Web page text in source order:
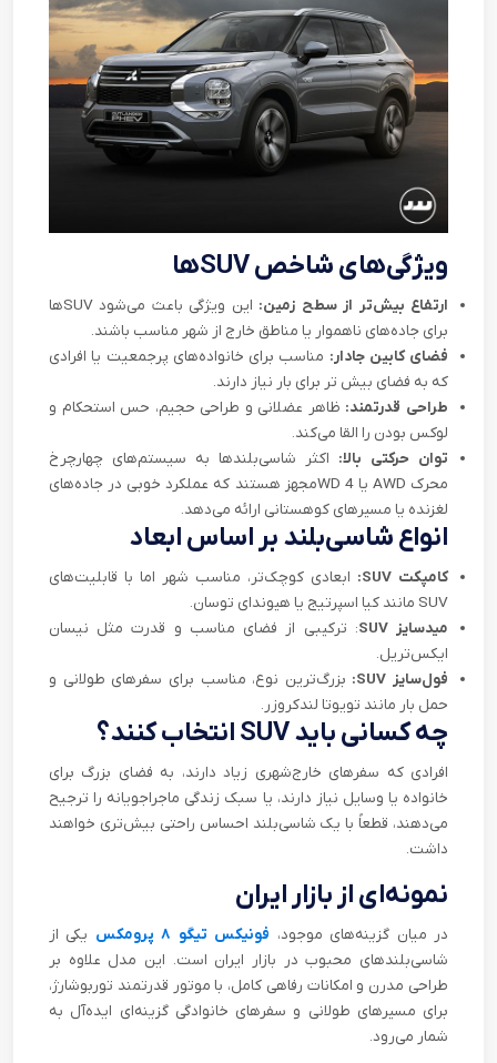
ویژگی‌های شاخص SUVها
ارتفاع بیش‌تر از سطح زمین:
این ویژگی باعث می‌شود SUVها
برای جاده‌های ناهموار یا مناطق خارج از شهر مناسب باشند.
فضای کابین جادار: مناسب برای خانواده‌های پرجمعیت یا افرادی
که به فضای بیش تر برای بار نیاز دارند.
طراحی قدرتمند: ظاهر عضلانی و طراحی حجیم، حس استحکام و
لوکس بودن را القا می‌کند.
توان حرکتی بالا: اکثر شاسی‌بلندها به سیستم‌های چهارچرخ
محرک AWD یا 4 WDمجهز هستند که عملکرد خوبی در جاده‌های
لغزنده یا مسیرهای کوهستانی ارائه می‌دهد.
انواع شاسی‌بلند بر اساس ابعاد
کامپکت SUV:
ابعادی کوچک‌تر، مناسب شهر اما با قابلیت‌های
SUV مانند کیا اسپرتیج یا هیوندای توسان.
میدسایز SUV
: ترکیبی از فضای مناسب و قدرت مثل نیسان
ایکس‌تریل.
فول‌سایز SUV:
بزرگ‌ترین نوع، مناسب برای سفرهای طولانی و
حمل بار مانند تویوتا لندکروزر.
چه کسانی باید SUV انتخاب کنند؟
افرادی که سفرهای خارج‌شهری زیاد دارند، به فضای بزرگ برای
خانواده یا وسایل نیاز دارند، یا سبک زندگی ماجراجویانه را ترجیح
می‌دهند، قطعاً با یک شاسی‌بلند احساس راحتی بیش‌تری خواهند
داشت.
نمونه‌ای از بازار ایران
در میان گزینه‌های موجود، فونیکس تیگو ۸ پرومکس
یکی از
شاسی‌بلندهای محبوب در بازار ایران است. این مدل علاوه بر
طراحی مدرن و امکانات رفاهی کامل، با موتور قدرتمند توربوشارژ،
برای مسیرهای طولانی و سفرهای خانوادگی گزینه‌ای ایده‌آل به
شمار می‌رود.